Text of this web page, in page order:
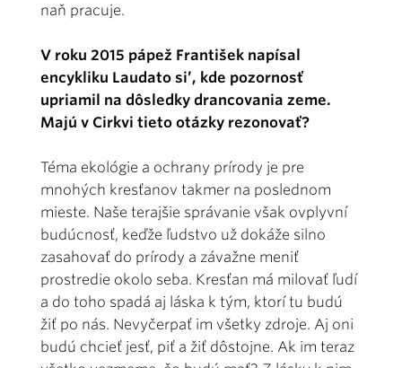
naň pracuje.
V roku 2015 pápež František napísal
encykliku Laudato si’, kde pozornosť
upriamil na dôsledky drancovania zeme.
Majú v Cirkvi tieto otázky rezonovať?
Téma ekológie a ochrany prírody je pre
mnohých kresťanov takmer na poslednom
mieste. Naše terajšie správanie však ovplyvní
budúcnosť, keďže ľudstvo už dokáže silno
zasahovať do prírody a závažne meniť
prostredie okolo seba. Kresťan má milovať ľudí
a do toho spadá aj láska k tým, ktorí tu budú
žiť po nás. Nevyčerpať im všetky zdroje. Aj oni
budú chcieť jesť, piť a žiť dôstojne. Ak im teraz